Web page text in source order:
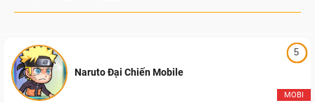
5
MOBI
Naruto Đại Chiến Mobile